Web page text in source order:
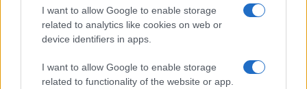
I want to allow Google to enable storage
related to analytics like cookies on web or
device identifiers in apps.
I want to allow Google to enable storage
related to functionality of the website or app.
Več iz kategorije Novice